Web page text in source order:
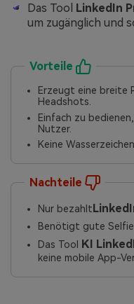
Das Tool LinkedIn
um zugänglich und
Vorteile
Erzeugt eine breite
Headshots.
Einfach zu
Nutzer.
Keine
Nachteile
Nur bezahlt
Benötigt gute
Das Tool KI
keine mobile App-